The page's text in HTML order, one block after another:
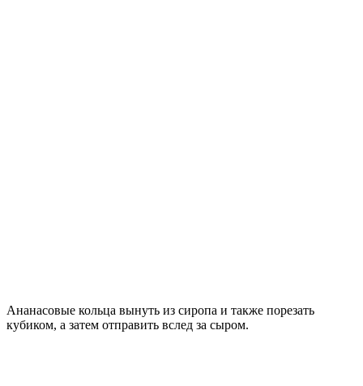
Ананасовые кольца вынуть из сиропа и также порезать
кубиком, а затем отправить вслед за сыром.